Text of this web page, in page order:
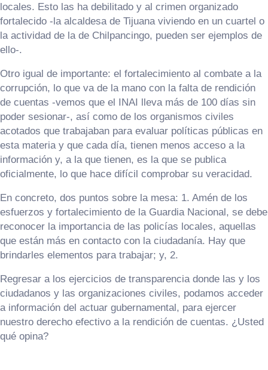
locales. Esto las ha debilitado y al crimen organizado
fortalecido -la alcaldesa de Tijuana viviendo en un cuartel o
la actividad de la de Chilpancingo, pueden ser ejemplos de
ello-.
Otro igual de importante: el fortalecimiento al combate a la
corrupción, lo que va de la mano con la falta de rendición
de cuentas -vemos que el INAI lleva más de 100 días sin
poder sesionar-, así como de los organismos civiles
acotados que trabajaban para evaluar políticas públicas en
esta materia y que cada día, tienen menos acceso a la
información y, a la que tienen, es la que se publica
oficialmente, lo que hace difícil comprobar su veracidad.
En concreto, dos puntos sobre la mesa: 1. Amén de los
esfuerzos y fortalecimiento de la Guardia Nacional, se debe
reconocer la importancia de las policías locales, aquellas
que están más en contacto con la ciudadanía. Hay que
brindarles elementos para trabajar; y, 2.
Regresar a los ejercicios de transparencia donde las y los
ciudadanos y las organizaciones civiles, podamos acceder
a información del actuar gubernamental, para ejercer
nuestro derecho efectivo a la rendición de cuentas. ¿Usted
qué opina?